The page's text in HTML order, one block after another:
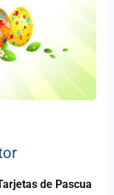
de Pascua